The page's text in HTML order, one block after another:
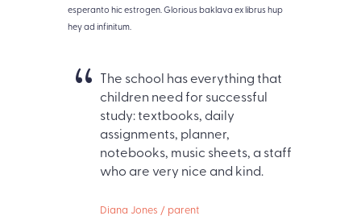
esperanto hic estrogen. Glorious baklava ex librus hup
hey ad infinitum.
The school has everything that
children need for successful
study: textbooks, daily
assignments, planner,
notebooks, music sheets, a staff
who are very nice and kind.
Diana Jones / parent